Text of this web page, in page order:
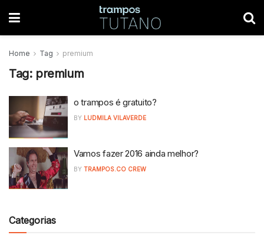
Home Tag premium
Tag: premium
o trampos é gratuito?
BY LUDMILA VILAVERDE
Vamos fazer 2016 ainda melhor?
BY TRAMPOS.CO CREW
Categorias